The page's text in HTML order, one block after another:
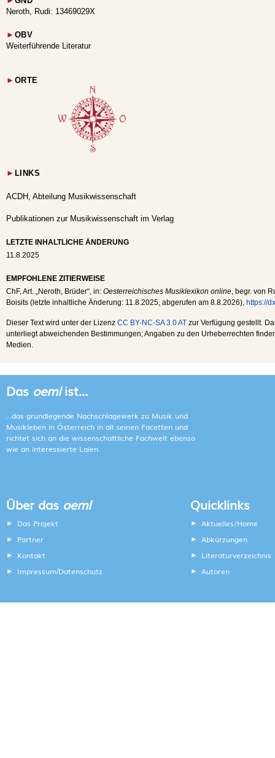
Neroth, Rudi: 13469029X
► OBV
Weiterführende Literatur
► ORTE
► LINKS
ACDH, Abteilung Musikwissenschaft
Publikationen zur Musikwissenschaft im Verlag
LETZTE INHALTLICHE ÄNDERUNG
11.8.2025
EMPFOHLENE ZITIERWEISE
ChF, Art. „Neroth, Brüder“, in: Oesterreichisches Musiklexikon online, begr. von
Boisits (letzte inhaltliche Änderung: 11.8.2025, abgerufen am 8.8.2026), https://
Dieser Text wird unter der Lizenz CC BY-NC-SA 3.0 AT zur Verfügung gestellt.
unterliegt abweichenden Bestimmungen; Angaben zu den Urheberrechten
Medien.
Das oemlist...
...das grundlegende Nachschlagewerk zu Musik und
Musikleben in Österreich in all seinen Facetten und
richtet sich an die wissenschaftliche Fachwelt ebenso
wie an interessierte Laien.
Über das oeml
Das Projekt
Partner
Kontakt
Impressum/Datenschutz
Quicklinks
Aktuelles/Home
Abkürzungen
Literaturverzeichnis
Autoren